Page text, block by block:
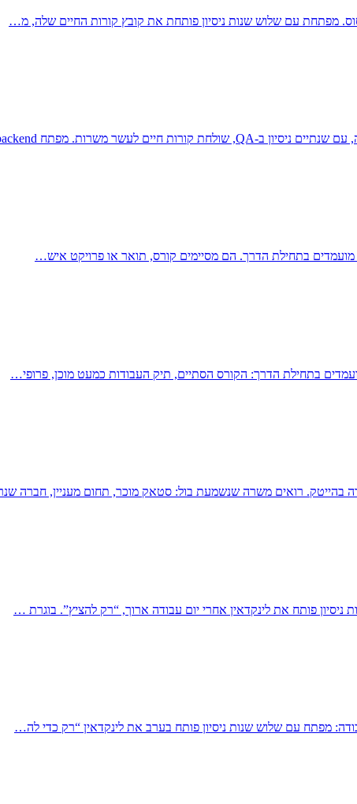
מפתחת עם שלוש שנות ניסיון פותחת את קובץ קורות החיים שלה, מ…
מועמדים בתחילת הדרך. הם מסיימים קורס, תואר או פרויקט איש…
בתחילת הדרך: הקורס הסתיים, תיק העבודות כמעט מוכן, פרופי…
פותח את לינקדאין אחרי יום עבודה ארוך, “רק להציץ”. בוגרת …
מפתח עם שלוש שנות ניסיון פותח בערב את לינקדאין “רק כדי לה…